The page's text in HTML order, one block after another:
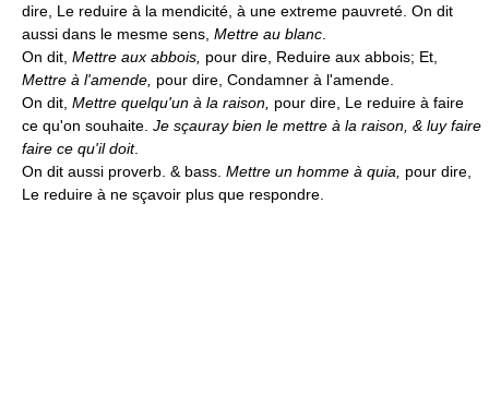
dire, Le reduire à la mendicité, à une extreme pauvreté. On dit
aussi dans le mesme sens, Mettre au blanc
On dit, Mettre aux abbois, pour dire, Reduire aux abbois; Et,
Mettre à l'amende, pour dire, Condamner à l'amende.
On dit, Mettre quelqu'un à la raison, pour dire, Le reduire à faire
ce qu'on souhaite. Je sçauray bien le mettre à la raison, & luy faire
faire ce qu'il doit.
On dit aussi proverb. & bass. Mettre un homme à quia,
pour dire,
Le reduire à ne sçavoir plus que respondre.